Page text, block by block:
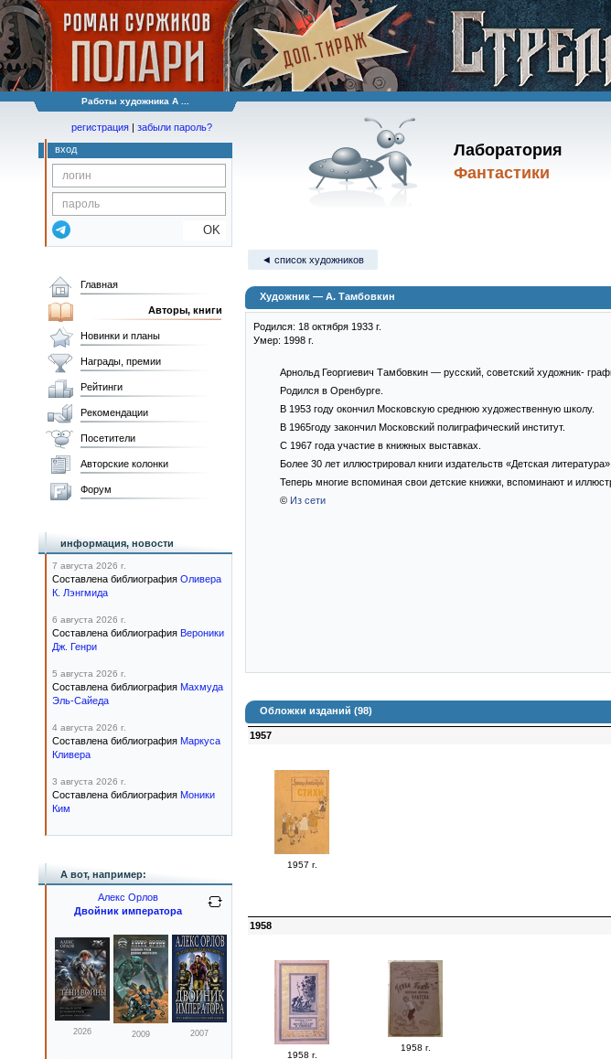
Работы художника А ...
Лаборатория
Фантастики
регистрация | забыли пароль?
вход
OK
◄ список художников
Художник — А. Тамбовкин
Родился: 18 октября 1933 г.
Умер: 1998 г.
Арнольд Георгиевич Тамбовкин — русский, советский художник-
Родился в Оренбурге.
В 1953 году окончил Московскую среднюю художественную школу.
В 1965году закончил Московский полиграфический институт.
С 1967 года участие в книжных выставках.
Более 30 лет иллюстрировал книги издательств «Детская
Теперь многие вспоминая свои детские книжки, вспоминают и
© Из сети
Обложки изданий (98)
1957
1957 г.
1958
1958 г.
1958 г.
Главная
Авторы, книги
Новинки и планы
Награды, премии
Рейтинги
Рекомендации
Посетители
Авторские колонки
Форум
информация, новости
7 августа 2026 г.
Составлена библиография Оливера
К. Лэнгмида
6 августа 2026 г.
Составлена библиография Вероники
Дж. Генри
5 августа 2026 г.
Составлена библиография Махмуда
Эль-Сайеда
4 августа 2026 г.
Составлена библиография Маркуса
Кливера
3 августа 2026 г.
Составлена библиография Моники
Ким
А вот, например:
Алекс Орлов
Двойник императора
2026 2009 2007